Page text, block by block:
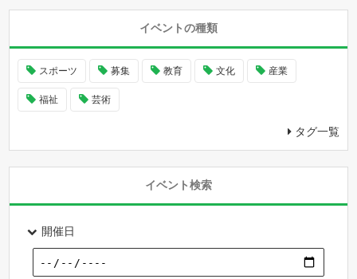
イベントの種類
スポーツ 募集 教育 文化 産業
福祉 芸術
タグ一覧
イベント検索
開催日